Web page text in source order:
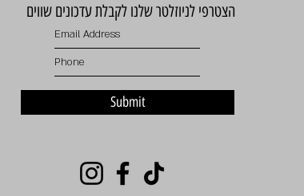
הצטרפי לניוזלטר שלנו לקבלת עדכונים שווים
Submit